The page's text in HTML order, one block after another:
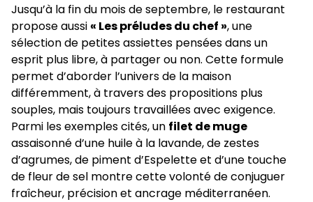
Jusqu’à la fin du mois de septembre, le restaurant
propose aussi « Les préludes du chef », une
sélection de petites assiettes pensées dans un
esprit plus libre, à partager ou non. Cette formule
permet d’aborder l’univers de la maison
différemment, à travers des propositions plus
souples, mais toujours travaillées avec exigence.
Parmi les exemples cités, un filet de muge
assaisonné d’une huile à la lavande, de zestes
d’agrumes, de piment d’Espelette et d’une touche
de fleur de sel montre cette volonté de conjuguer
fraîcheur, précision et ancrage méditerranéen.